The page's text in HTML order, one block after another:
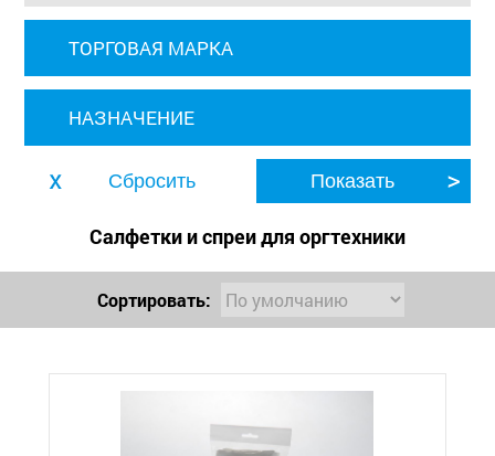
ТОРГОВАЯ МАРКА
НАЗНАЧЕНИЕ
Салфетки и спреи для оргтехники
Сортировать: